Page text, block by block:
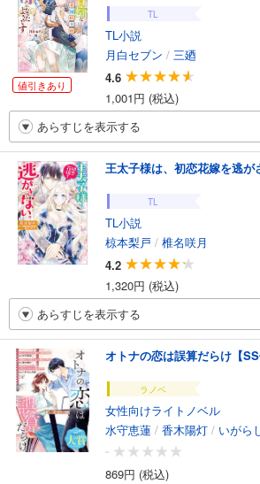
値引きあり
TL
TL小説
月白セブン / 三廼
4.6
1,001円 (税込)
あらすじを表示する
王太子様は、初恋花嫁を逃が
TL
TL小説
椋本梨戸 / 椎名咲月
4.2
1,320円 (税込)
あらすじを表示する
オトナの恋は誤算だらけ【SS
ラノベ
女性向けライトノベル
水守恵蓮 / 香木陽灯 / いがら
-
869円 (税込)